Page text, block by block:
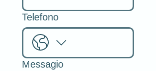
Telefono
Messagio